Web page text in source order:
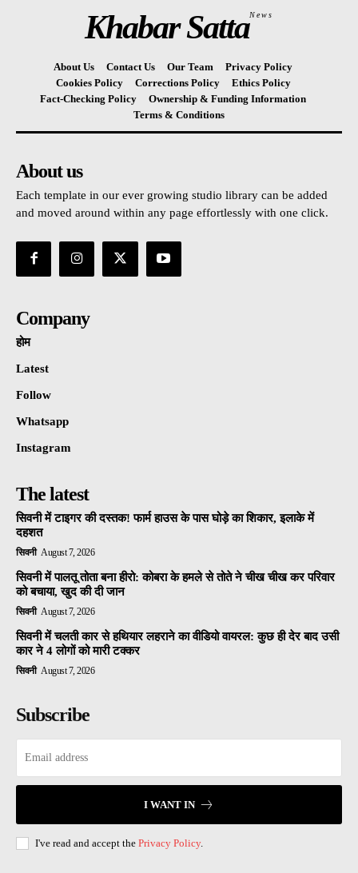
Khabar SattaNews
About Us Contact Us Our Team
Privacy Policy
Cookies Policy
Corrections Policy
Ethics Policy
Fact-Checking Policy
Ownership & Funding Information
Terms & Conditions
About us
Each template in our ever growing studio library can be added
and moved around within any page effortlessly with one click.
Company
होम
Latest
Follow
Whatsapp
Instagram
The latest
सिवनी में टाइगर की दस्तक! फार्म हाउस के पास घोड़े का शिकार, इलाके में
दहशत
सिवनी August 7, 2026
सिवनी में पालतू तोता बना हीरो: कोबरा के हमले से तोते ने चीख चीख कर परिवार
को बचाया, खुद की दी जान
सिवनी August 7, 2026
सिवनी में चलती कार से हथियार लहराने का वीडियो वायरल: कुछ ही देर बाद उसी
कार ने 4 लोगों को मारी टक्कर
सिवनी August 7, 2026
Subscribe
I WANT IN
I've read and accept the Privacy Policy.